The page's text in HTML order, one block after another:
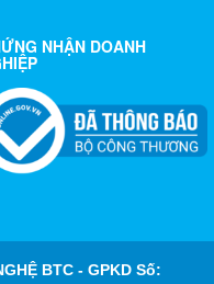
NHẬN DOANH
BTC - GPKD Số: